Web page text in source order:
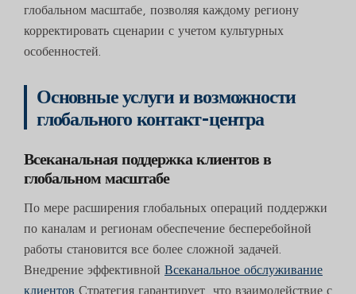
глобальном масштабе, позволяя каждому региону
корректировать сценарии с учетом культурных
особенностей.
Основные услуги и возможности
глобального контакт-центра
Всеканальная поддержка клиентов в
глобальном масштабе
По мере расширения глобальных операций поддержки
по каналам и регионам обеспечение бесперебойной
работы становится все более сложной задачей.
Внедрение эффективной Всеканальное обслуживание
клиентов Стратегия гарантирует, что взаимодействие с